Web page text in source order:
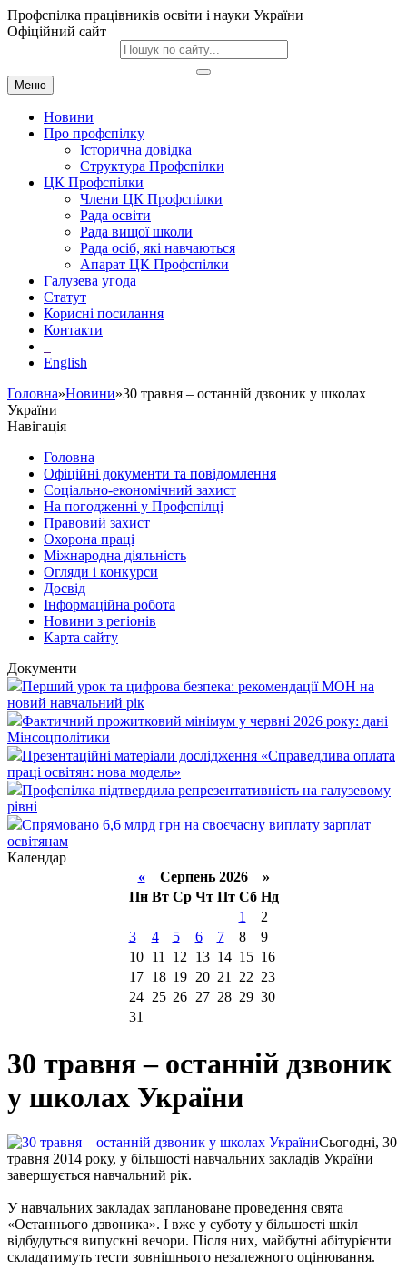
Профспілка працівників освіти і науки України
Офіційний сайт
Меню
Новини
Про профспілку
Історична довідка
Структура Профспілки
ЦК Профспілки
Члени ЦК Профспілки
Рада освіти
Рада вищої школи
Рада осіб, які навчаються
Апарат ЦК Профспілки
Галузева угода
Статут
Корисні посилання
Контакти
English
Головна»Новини»30 травня – останній дзвоник у школах
України
Навігація
Головна
Офіційні документи та повідомлення
Соціально-економічний захист
На погодженні у Профспілці
Правовий захист
Охорона праці
Міжнародна діяльність
Огляди і конкурси
Досвід
Інформаційна робота
Новини з регіонів
Карта сайту
Документи
Перший урок та цифрова безпека: рекомендації МОН на
новий навчальний рік
Фактичний прожитковий мінімум у червні 2026 року: дані
Мінсоцполітики
Презентаційні матеріали дослідження «Справедлива оплата
праці освітян: нова модель»
Профспілка підтвердила репрезентативність на галузевому
рівні
Спрямовано 6,6 млрд грн на своєчасну виплату зарплат
освітянам
Календар
«Серпень 2026 »
Пн Вт Ср Чт Пт Сб Нд
1
2
3
4 5 6 7 8
9
10
11 12 13 14 15 16
17
18 19 20 21 22 23
24
25 26 27 28 29 30
31
30 травня – останній дзвоник
у школах України
Сьогодні, 30
травня 2014 року, у більшості навчальних закладів України
завершується навчальний рік.
У навчальних закладах заплановане проведення свята
«Останнього дзвоника». І вже у суботу у більшості шкіл
відбудуться випускні вечори. Після них, майбутні абітурієнти
складатимуть тести зовнішнього незалежного оцінювання.